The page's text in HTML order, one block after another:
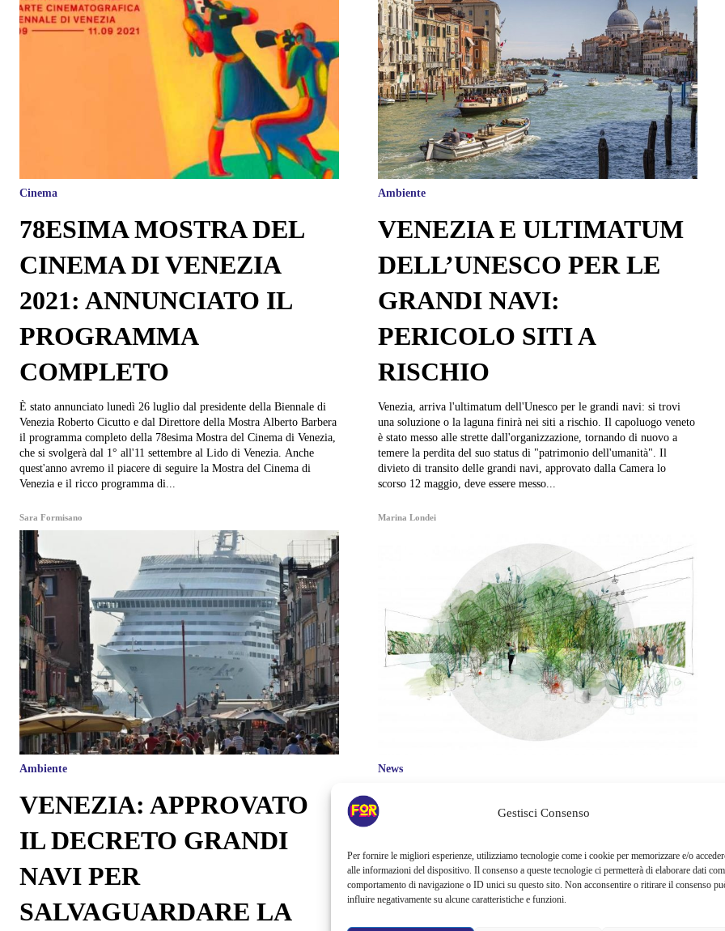
Gestisci Consenso
Per fornire le migliori esperienze, utilizziamo tecnologie come i cookie per memorizzare e/o
alle informazioni del dispositivo. Il consenso a queste tecnologie ci permetterà di elaborare dati
comportamento di navigazione o ID unici su questo sito. Non acconsentire o ritirare il consenso
influire negativamente su alcune caratteristiche e funzioni.
Cinema
78ESIMA MOSTRA DEL
CINEMA DI VENEZIA
2021: ANNUNCIATO IL
PROGRAMMA
COMPLETO
È stato annunciato lunedì 26 luglio dal presidente della Biennale di
Venezia Roberto Cicutto e dal Direttore della Mostra Alberto Barbera
il programma completo della 78esima Mostra del Cinema di Venezia,
che si svolgerà dal 1° all'11 settembre al Lido di Venezia. Anche
quest'anno avremo il piacere di seguire la Mostra del Cinema di
Venezia e il ricco programma di...
Sara Formisano
Ambiente
VENEZIA E ULTIMATUM
DELL’UNESCO PER LE
GRANDI NAVI:
PERICOLO SITI A
RISCHIO
Venezia, arriva l'ultimatum dell'Unesco per le grandi navi: si trovi
una soluzione o la laguna finirà nei siti a rischio. Il capoluogo veneto
è stato messo alle strette dall'organizzazione, tornando di nuovo a
temere la perdita del suo status di "patrimonio dell'umanità". Il
divieto di transito delle grandi navi, approvato dalla Camera lo
scorso 12 maggio, deve essere messo...
Marina Londei
Ambiente
VENEZIA: APPROVATO
IL DECRETO GRANDI
NAVI PER
SALVAGUARDARE LA
News
FORESTA M9, OLTRE 600
OCCUPERANNO IL
MUSEO